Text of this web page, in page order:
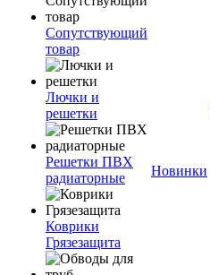
Сопутствующий
товар
Лючки и
решетки
Решетки ПВХ
радиаторные
Коврики
Грязезащита
Новинки